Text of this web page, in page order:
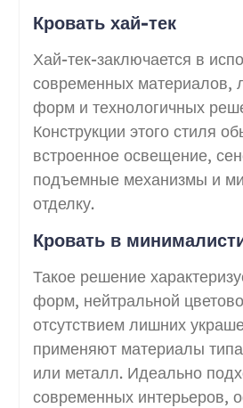
Кровать хай-тек
Хай-тек-заключается в
современных материалов,
форм и технологичных
Конструкции этого стиля
встроенное освещение,
подъемные механизмы и
отделку.
Кровать в
Такое решение
форм, нейтральной
отсутствием лишних
применяют материалы
или металл. Идеально
современных интерьеров,